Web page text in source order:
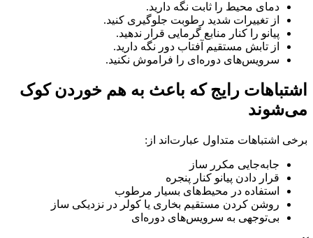
دمای محیط را ثابت نگه دارید.
از تغییرات شدید رطوبت جلوگیری کنید.
پیانو را کنار منابع گرمایی قرار ندهید.
از تابش مستقیم آفتاب دور نگه دارید.
سرویس‌های دوره‌ای را فراموش نکنید.
اشتباهات رایج که باعث به هم خوردن کوک
می‌شوند
برخی اشتباهات متداول عبارت‌اند از:
جابه‌جایی مکرر ساز
قرار دادن پیانو کنار پنجره
استفاده در محیط‌های بسیار مرطوب
روشن کردن مستقیم بخاری یا کولر در نزدیکی ساز
بی‌توجهی به سرویس‌های دوره‌ای